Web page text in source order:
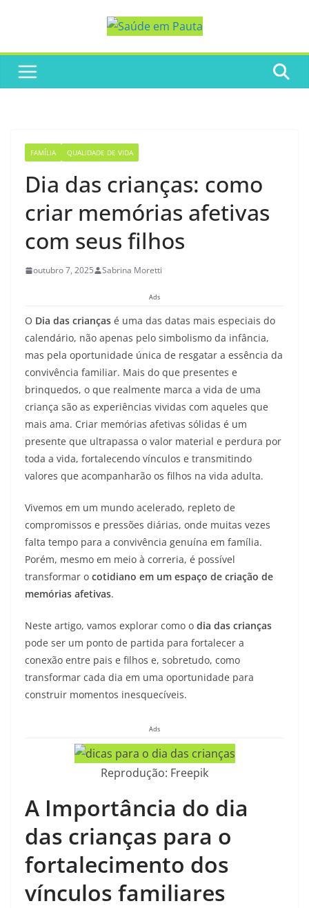
conteúdo
FAMÍLIA QUALIDADE DE VIDA
Dia das crianças: como
criar memórias afetivas
com seus filhos
outubro 7, 2025 Sabrina Moretti
Ads
O Dia das crianças é uma das datas mais especiais do
calendário, não apenas pelo simbolismo da infância,
mas pela oportunidade única de resgatar a essência da
convivência familiar. Mais do que presentes e
brinquedos, o que realmente marca a vida de uma
criança são as experiências vividas com aqueles que
mais ama. Criar memórias afetivas sólidas é um
presente que ultrapassa o valor material e perdura por
toda a vida, fortalecendo vínculos e transmitindo
valores que acompanharão os filhos na vida adulta.
Vivemos em um mundo acelerado, repleto de
compromissos e pressões diárias, onde muitas vezes
falta tempo para a convivência genuína em família.
Porém, mesmo em meio à correria, é possível
transformar o cotidiano em um espaço de criação de
memórias afetivas.
Neste artigo, vamos explorar como o dia das crianças
pode ser um ponto de partida para fortalecer a
conexão entre pais e filhos e, sobretudo, como
transformar cada dia em uma oportunidade para
construir momentos inesquecíveis.
Ads
Reprodução: Freepik
A Importância do dia
das crianças para o
fortalecimento dos
vínculos familiares